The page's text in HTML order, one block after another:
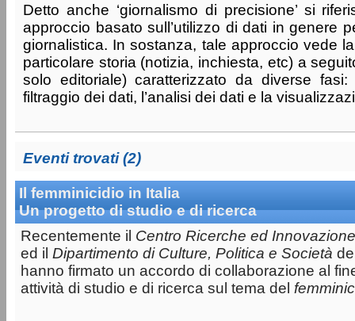
Detto anche ‘giornalismo di precisione’ si
approccio basato sull’utilizzo di dati in genere
giornalistica. In sostanza, tale approccio vede
particolare storia (notizia, inchiesta, etc) a
solo editoriale) caratterizzato da diverse
filtraggio dei dati, l’analisi dei dati e la
Eventi trovati (2)
Il femminicidio in Italia
Un progetto di studio e di ricerca
Recentemente il Centro Ricerche ed
ed il Dipartimento di Culture, Politica e Società
hanno firmato un accordo di collaborazione al
attività di studio e di ricerca sul tema del